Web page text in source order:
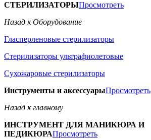
СТЕРИЛИЗАТОРЫПросмотреть
Назад к Оборудование
Гласперленовые стерилизаторы
Стерилизаторы ультрафиолетовые
Сухожаровые стерилизаторы
Инструменты и аксессуарыПросмотреть
Назад к главному
ИНСТРУМЕНТ ДЛЯ МАНИКЮРА И
ПЕДИКЮРАПросмотреть